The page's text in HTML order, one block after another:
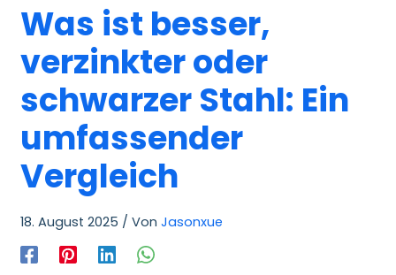
Was ist besser,
verzinkter oder
schwarzer Stahl: Ein
umfassender
Vergleich
18. August 2025 / Von Jasonxue